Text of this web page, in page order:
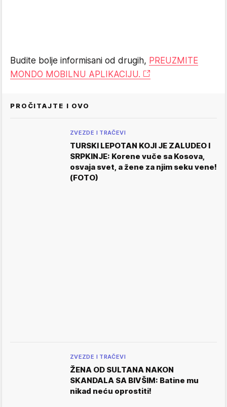
Budite bolje informisani od drugih, PREUZMITE
MONDO MOBILNU APLIKACIJU.
PROČITAJTE I OVO
ZVEZDE I TRAČEVI
TURSKI LEPOTAN KOJI JE ZALUDEO I
SRPKINJE: Korene vuče sa Kosova,
osvaja svet, a žene za njim seku vene!
(FOTO)
ZVEZDE I TRAČEVI
ŽENA OD SULTANA NAKON
SKANDALA SA BIVŠIM: Batine mu
nikad neću oprostiti!